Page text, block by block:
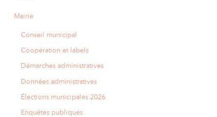
Mairie
Conseil municipal
Coopération et labels
Démarches administratives
Données administratives
Élections municipales 2026
Enquêtes publiques